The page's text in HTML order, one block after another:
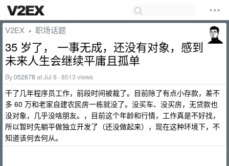
V2EX › 职场话题
35 岁了， 一事无成，还没有对象，感到
未来人生会继续平庸且孤单
By052678at Jul 8 · 8513 views
干了几年程序员工作，前段时间被裁了。目前除了有点小存款，差不
多 60 万和老家自建农民房一栋就没了。没买车、没买房，无贷款也
没对象，几乎没啥朋友。，目前这个年龄和行情，工作真是不好找，
所以暂时先躺平做独立开发了（还没做起来），现在这种环境下，不
知道该何去何从。